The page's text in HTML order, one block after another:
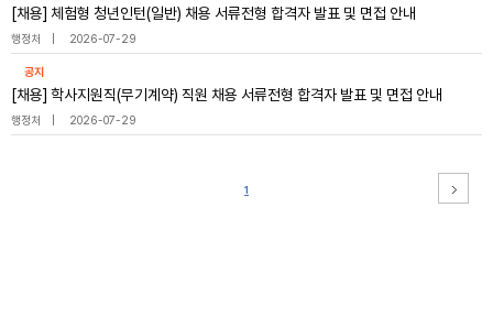
[채용] 체험형 청년인턴(일반) 채용 서류전형 합격자 발표 및 면접 안내
행정처 2026-07-29
공지
[채용] 학사지원직(무기계약) 직원 채용 서류전형 합격자 발표 및 면접 안내
행정처 2026-07-29
1